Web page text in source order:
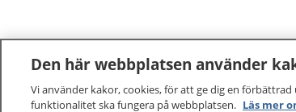
Den här webbplatsen använder
Vi använder kakor, cookies, för att ge dig en
funktionalitet ska fungera på webbplatsen. Läs mer